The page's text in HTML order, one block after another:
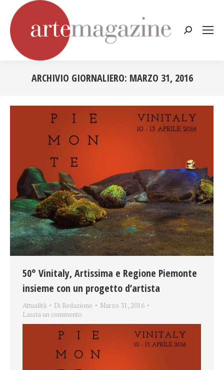
Cerca:
ARCHIVIO GIORNALIERO: MARZO 31, 2016
50° Vinitaly, Artissima e Regione Piemonte
insieme con un progetto d’artista
Attualità Di Redazione
Marzo 31, 2016
Lascia un commento